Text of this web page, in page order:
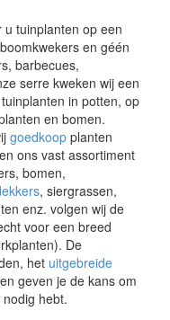
u tuinplanten op een
en géén
barbecues,
serre kweken wij een
in potten, op
en bomen.
goedkoop planten
ons vast assortiment
bomen,
, siergrassen,
enz. volgen wij de
voor een breed
De
het uitgebreide
geven je de kans om
hebt.